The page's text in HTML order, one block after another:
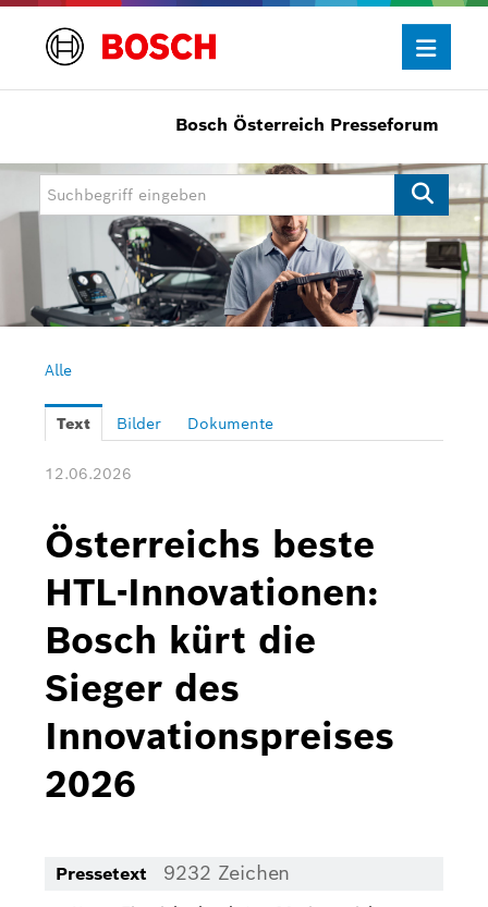
Presseinformationen
Allgemein/Wirtschaft
Bosch Innovationspreis
eBike Systems
Mobility
Power Tools
Buderus
Pressemappen
Hausgeräte
Downloads
Pressemappen
Fotos
Über uns
Bosch Österreich Presseforum
Alle
Text Bilder Dokumente
12.06.2026
Österreichs beste
HTL-Innovationen:
Bosch kürt die
Sieger des
Innovationspreises
2026
Pressetext 9232 Zeichen